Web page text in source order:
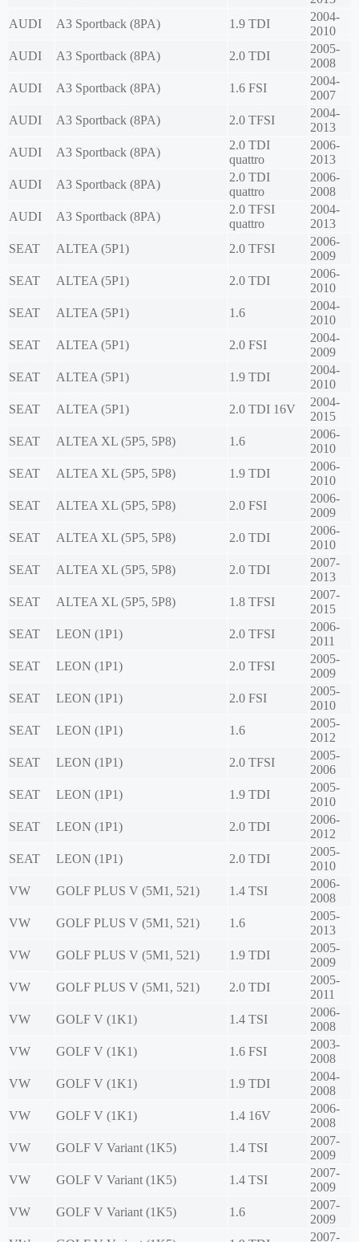
AUDI
A3 Sportback (8PA) 1.9 TDI
2004-
2010
AUDI
A3 Sportback (8PA) 2.0 TDI
2005-
2008
AUDI
A3 Sportback (8PA) 1.6 FSI
2004-
2007
AUDI
A3 Sportback (8PA) 2.0 TFSI
2004-
2013
AUDI
A3 Sportback (8PA)
2.0 TDI
quattro
2006-
2013
AUDI
A3 Sportback (8PA)
2.0 TDI
quattro
2006-
2008
AUDI
A3 Sportback (8PA)
2.0 TFSI
quattro
2004-
2013
SEAT
ALTEA (5P1) 2.0 TFSI
2006-
2009
SEAT
ALTEA (5P1) 2.0 TDI
2006-
2010
SEAT
ALTEA (5P1) 1.6
2004-
2010
SEAT
ALTEA (5P1) 2.0 FSI
2004-
2009
SEAT
ALTEA (5P1) 1.9 TDI
2004-
2010
SEAT
ALTEA (5P1) 2.0 TDI 16V
2004-
2015
SEAT
ALTEA XL (5P5, 5P8) 1.6
2006-
2010
SEAT
ALTEA XL (5P5, 5P8) 1.9 TDI
2006-
2010
SEAT
ALTEA XL (5P5, 5P8) 2.0 FSI
2006-
2009
SEAT
ALTEA XL (5P5, 5P8) 2.0 TDI
2006-
2010
SEAT
ALTEA XL (5P5, 5P8) 2.0 TDI
2007-
2013
SEAT
ALTEA XL (5P5, 5P8) 1.8 TFSI
2007-
2015
SEAT
LEON (1P1) 2.0 TFSI
2006-
2011
SEAT
LEON (1P1) 2.0 TFSI
2005-
2009
SEAT
LEON (1P1) 2.0 FSI
2005-
2010
SEAT
LEON (1P1) 1.6
2005-
2012
SEAT
LEON (1P1) 2.0 TFSI
2005-
2006
SEAT
LEON (1P1) 1.9 TDI
2005-
2010
SEAT
LEON (1P1) 2.0 TDI
2006-
2012
SEAT
LEON (1P1) 2.0 TDI
2005-
2010
VW
GOLF PLUS V (5M1, 521) 1.4 TSI
2006-
2008
VW
GOLF PLUS V (5M1, 521) 1.6
2005-
2013
VW
GOLF PLUS V (5M1, 521) 1.9 TDI
2005-
2009
VW
GOLF PLUS V (5M1, 521) 2.0 TDI
2005-
2011
VW
GOLF V (1K1) 1.4 TSI
2006-
2008
VW
GOLF V (1K1) 1.6 FSI
2003-
2008
VW
GOLF V (1K1) 1.9 TDI
2004-
2008
VW
GOLF V (1K1) 1.4 16V
2006-
2008
VW
GOLF V Variant (1K5) 1.4 TSI
2007-
2009
VW
GOLF V Variant (1K5) 1.4 TSI
2007-
2009
VW
GOLF V Variant (1K5) 1.6
2007-
2009
2007-